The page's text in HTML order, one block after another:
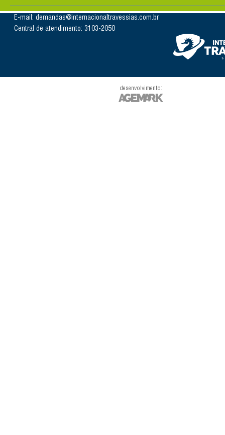
E-mail: demandas@internacionaltravessias.com.br
Central de atendimento: 3103-2050
desenvolvimento: